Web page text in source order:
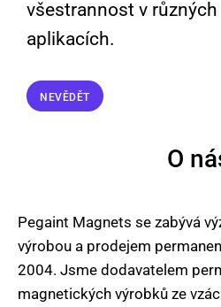
všestrannost v různých
aplikacích.
NEVĚDĚT
O
Pegaint Magnets se zabývá
výrobou a prodejem
2004. Jsme dodavatelem
magnetických výrobků ze